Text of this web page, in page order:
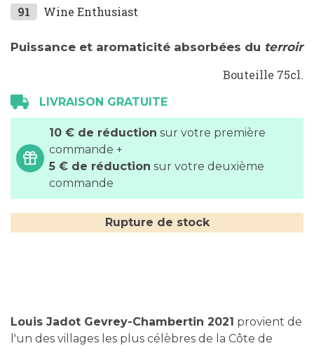
Skip
the
the
images
91 Wine Enthusiast
Puissance et aromaticité absorbées du terroir
Bouteille 75cl.
LIVRAISON GRATUITE
10 € de réduction sur votre première
commande +
5 € de réduction sur votre deuxième
commande
Rupture de stock
Louis Jadot Gevrey-Chambertin 2021 provient de
l'un des villages les plus célèbres de la Côte de